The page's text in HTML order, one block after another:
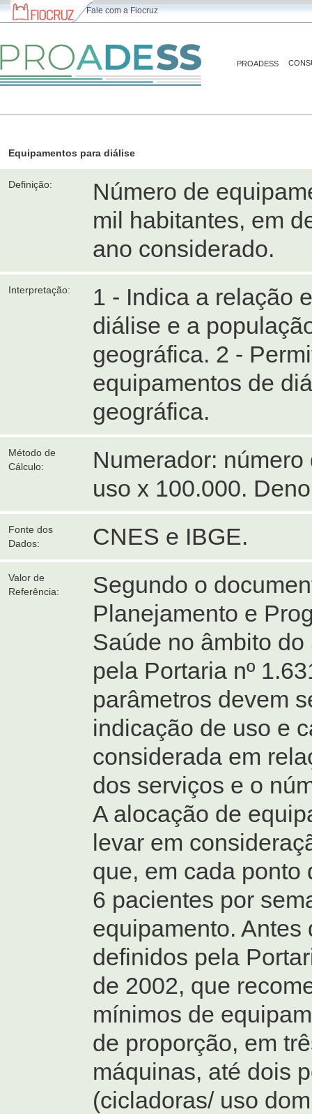
Fale com a Fiocruz
PROADESS
Equipamentos para diálise
Definição:
Número de
mil habitantes, em
ano considerado.
Interpretação:
1 - Indica a relação
diálise e a
geográfica. 2 -
equipamentos de
geográfica.
Método de
Cálculo:
Numerador:
uso x 100.000.
Fonte dos
Dados:
CNES e IBGE.
Valor de
Referência:
Segundo o
Planejamento e
Saúde no âmbito
pela Portaria nº
parâmetros devem
indicação de uso e
considerada em
dos serviços e o
A alocação de
levar em
que, em cada ponto
6 pacientes por
equipamento. Antes
definidos pela
de 2002, que
mínimos de
de proporção, em
máquinas, até dois
(cicladoras/ uso